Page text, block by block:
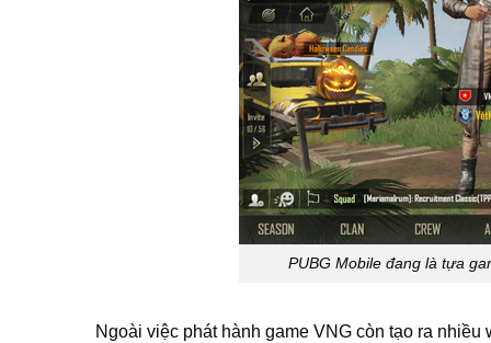
PUBG Mobile đang là tựa
Ngoài việc phát hành game VNG còn tạo ra